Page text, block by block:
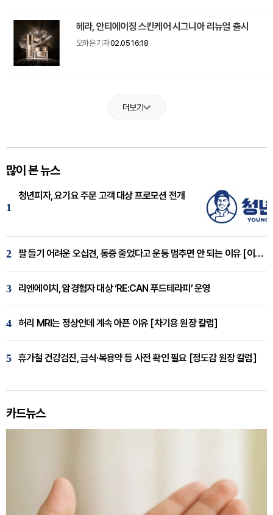
헤라, 안티에이징 스킨케어 시그니아 리뉴얼 출시
오하은 기자02.05 16:18
더보기
많이 본 뉴스
1
청년피자, 요기요 주문 고객 대상 프로모션 전개
2 팔 들기 어려운 오십견, 통증 줄었다고 운동 멈추면 안 되는 이유 [이병욱 원장 칼럼]
3 리엔에이치, 암경험자 대상 ‘RE:CAN 푸드테라피’ 운영
4 허리 MRI는 정상인데 계속 아픈 이유 [차기용 원장 칼럼]
5 휴가철 건강검진, 금식·복용약 등 사전 확인 필요 [정도감 원장 칼럼]
카드뉴스